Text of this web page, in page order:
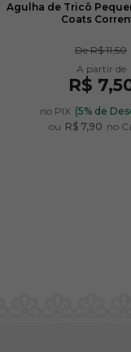
Agulha de Tricô
Coats
DeR$ 11,50
R$
no PIX (5% de
ou R$ 7,90 no